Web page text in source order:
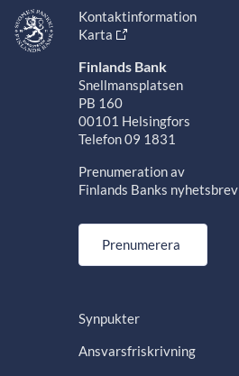
Kontaktinformation
Karta
Finlands Bank
Snellmansplatsen
PB 160
00101 Helsingfors
Telefon 09 1831
Prenumeration av
Finlands Banks nyhetsbrev
Prenumerera
Synpukter
Ansvarsfriskrivning